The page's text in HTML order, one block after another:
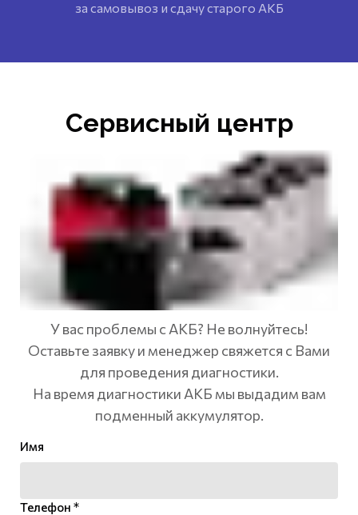
за самовывоз и сдачу старого АКБ
Сервисный центр
У вас проблемы с АКБ? Не волнуйтесь!
Оставьте заявку и менеджер свяжется с Вами
для проведения диагностики.
На время диагностики АКБ мы выдадим вам
подменный аккумулятор.
Имя
Телефон *